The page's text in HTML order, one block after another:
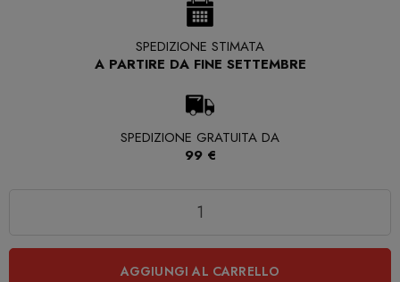
SPEDIZIONE STIMATA
A PARTIRE DA FINE SETTEMBRE
SPEDIZIONE GRATUITA DA
99 €
AGGIUNGI AL CARRELLO